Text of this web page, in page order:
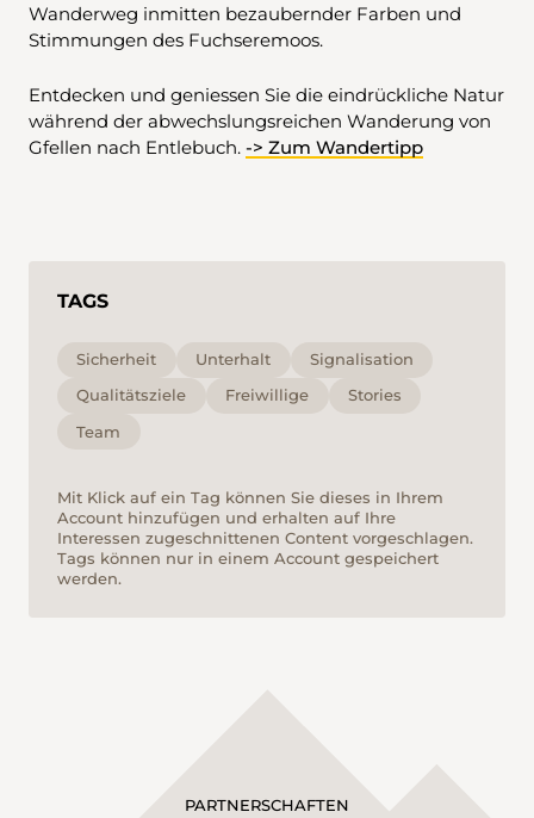
Wanderweg inmitten bezaubernder Farben und
Stimmungen des Fuchseremoos.
Entdecken und geniessen Sie die eindrückliche Natur
während der abwechslungsreichen Wanderung von
Gfellen nach Entlebuch. -> Zum Wandertipp
TAGS
Sicherheit Unterhalt
Signalisation
Qualitätsziele
Freiwillige
Stories
Team
Mit Klick auf ein Tag können Sie dieses in Ihrem
Account hinzufügen und erhalten auf Ihre
Interessen zugeschnittenen Content vorgeschlagen.
Tags können nur in einem Account gespeichert
werden.
PARTNERSCHAFTEN